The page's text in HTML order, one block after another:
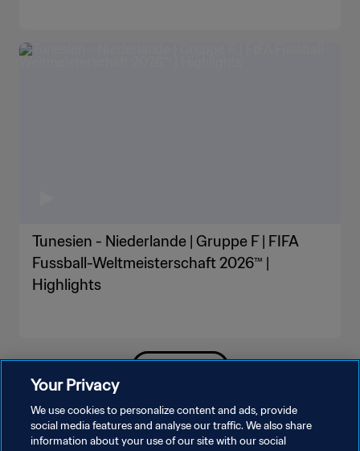
Tunesien - Niederlande | Gruppe F | FIFA
Fussball-Weltmeisterschaft 2026™ |
Highlights
Your Privacy
We use cookies to personalize content and ads, provide
social media features and analyse our traffic. We also share
information about your use of our site with our social